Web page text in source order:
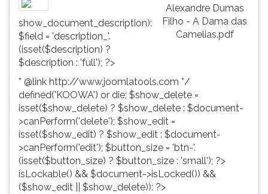
Alexandre Dumas
Filho - A Dama das
Camelias.pdf
show_document_description):
$field = 'description_'.
(isset($description) ?
$description : 'full'); ?>
* @link http://www.joomlatools.com */
defined('KOOWA') or die; $show_delete =
isset($show_delete) ? $show_delete : $document-
>canPerform('delete'); $show_edit =
isset($show_edit) ? $show_edit : $document-
>canPerform('edit'); $button_size = 'btn-'.
(isset($button_size) ? $button_size : 'small'); ?>
isLockable() && $document->isLocked()) &&
($show_edit || $show_delete)): ?>